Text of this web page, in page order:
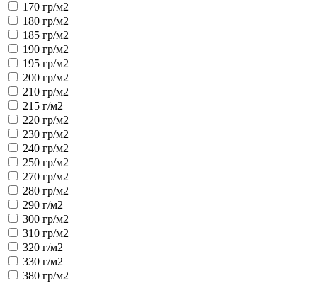
170 гр/м2
180 гр/м2
185 гр/м2
190 гр/м2
195 гр/м2
200 гр/м2
210 гр/м2
215 г/м2
220 гр/м2
230 гр/м2
240 гр/м2
250 гр/м2
270 гр/м2
280 гр/м2
290 г/м2
300 гр/м2
310 гр/м2
320 г/м2
330 г/м2
380 гр/м2